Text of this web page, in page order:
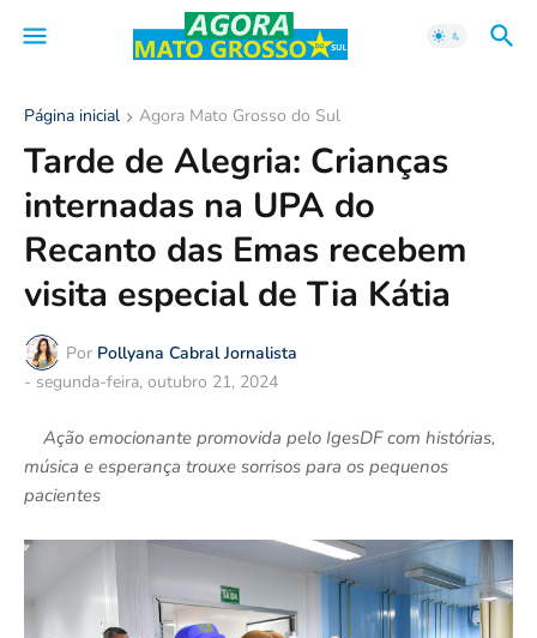
Página inicial Agora Mato Grosso do Sul
Tarde de Alegria: Crianças
internadas na UPA do
Recanto das Emas recebem
visita especial de Tia Kátia
Por Pollyana Cabral Jornalista
- segunda-feira, outubro 21, 2024
Ação emocionante promovida pelo IgesDF com histórias,
música e esperança trouxe sorrisos para os pequenos
pacientes